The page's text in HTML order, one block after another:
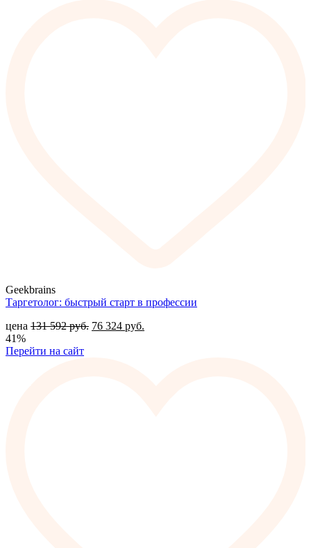
Geekbrains
Таргетолог: быстрый старт в профессии
цена 131 592руб. 76 324 руб.
41%
Перейти на сайт